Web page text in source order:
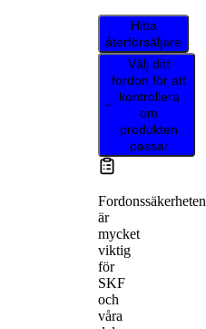
Hitta
återförsäljare
Välj ditt
fordon för att
kontrollera
om
produkten
passar
Fordonssäkerheten
är
mycket
viktig
för
SKF
och
våra